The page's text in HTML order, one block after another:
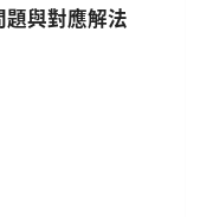
與對應解法